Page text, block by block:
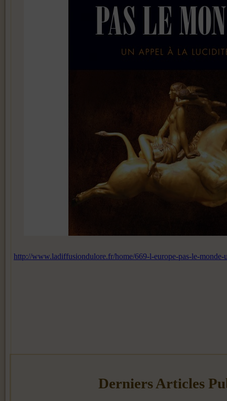
http://www.ladiffusiondulore.fr/home/669-l-europe-pas-le-monde-